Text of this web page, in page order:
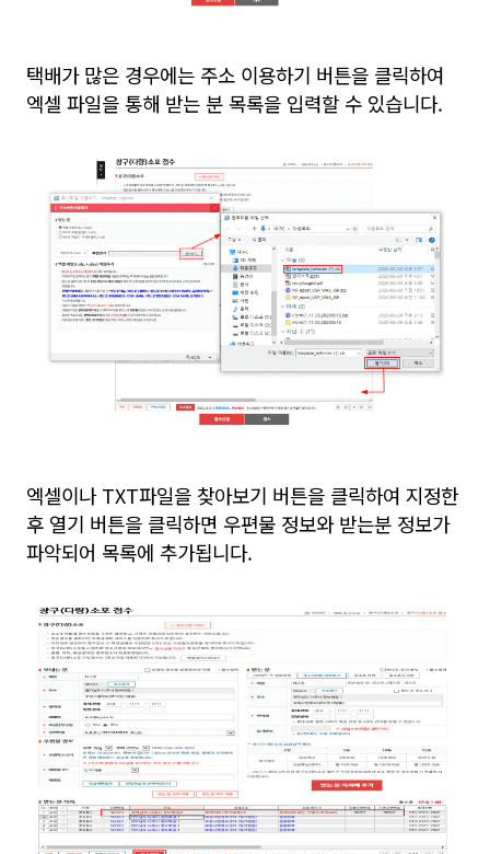
택배가 많은 경우에는 주소 이용하기 버튼을 클릭하여
엑셀 파일을 통해 받는 분 목록을 입력할 수 있습니다.
엑셀이나 TXT파일을 찾아보기 버튼을 클릭하여 지정한
후 열기 버튼을 클릭하면 우편물 정보와 받는분 정보가
파악되어 목록에 추가됩니다.